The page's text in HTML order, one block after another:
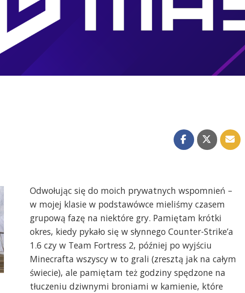
Odwołując się do moich prywatnych wspomnień –
w mojej klasie w podstawówce mieliśmy czasem
grupową fazę na niektóre gry. Pamiętam krótki
okres, kiedy pykało się w słynnego Counter-Strike’a
1.6 czy w Team Fortress 2, później po wyjściu
Minecrafta wszyscy w to grali (zresztą jak na całym
świecie), ale pamiętam też godziny spędzone na
tłuczeniu dziwnymi broniami w kamienie, które